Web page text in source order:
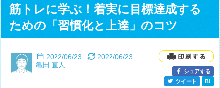
筋トレに学ぶ！着実に目標達成する
ための「習慣化と上達」のコツ
2022/06/23
2022/06/23
亀田 直人
シェアする
ツイート
B!